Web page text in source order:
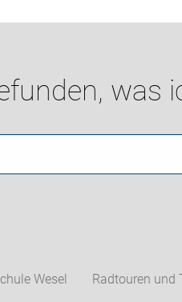
was
Wesel Radtouren und